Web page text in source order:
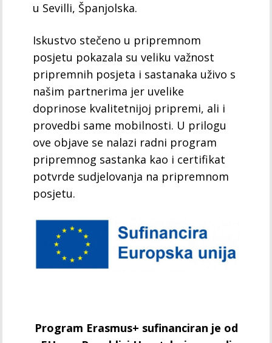
u Sevilli, Španjolska.
Iskustvo stečeno u pripremnom
posjetu pokazala su veliku važnost
pripremnih posjeta i sastanaka uživo s
našim partnerima jer uvelike
doprinose kvalitetnijoj pripremi, ali i
provedbi same mobilnosti. U prilogu
ove objave se nalazi radni program
pripremnog sastanka kao i certifikat
potvrde sudjelovanja na pripremnom
posjetu.
Program Erasmus+ sufinanciran je od